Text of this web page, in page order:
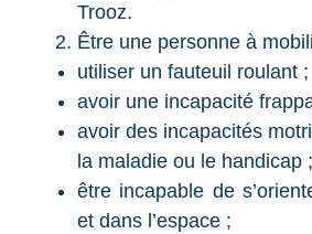
Trooz.
Être une personne à
utiliser un fauteuil roulant ;
avoir une incapacité
avoir des incapacités
la maladie ou le handicap ;
être incapable de
et dans l’espace ;